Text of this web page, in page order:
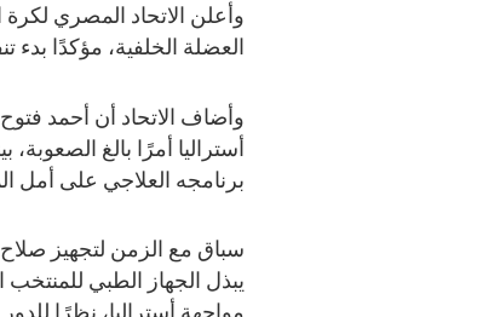
وأعلن الاتحاد المصري
العضلة الخلفية، مؤكدًا
وأضاف الاتحاد أن أحمد
أستراليا أمرًا بالغ
برنامجه العلاجي على أمل
سباق مع الزمن لتجهيز صلاح
يبذل الجهاز الطبي
مواجهة أستراليا، نظرًا